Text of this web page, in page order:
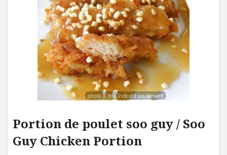
photo à titre indicatif seulement
Portion de poulet soo guy / Soo
Guy Chicken Portion